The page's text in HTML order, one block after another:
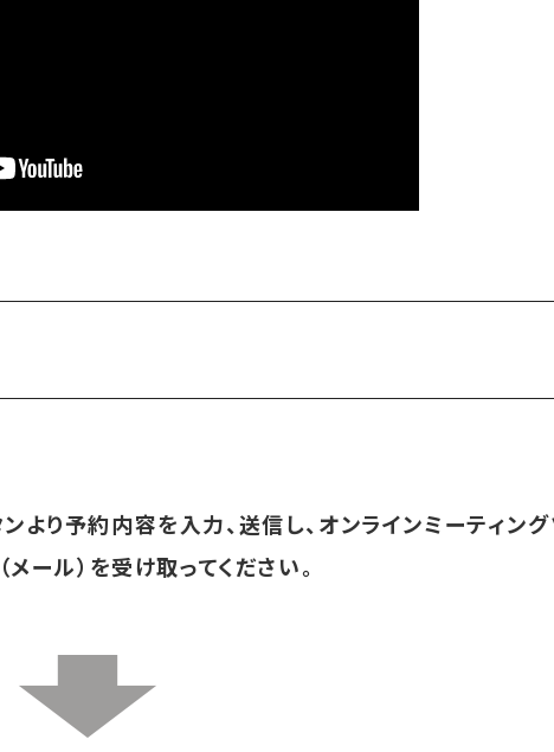
より予約内容を入力、送信し、オンラインミーティン
ール）を受け取ってください。